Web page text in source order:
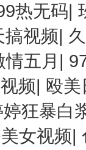
热无码|
搞视频|
五月 |
频| 殴
狂暴白
女视频|